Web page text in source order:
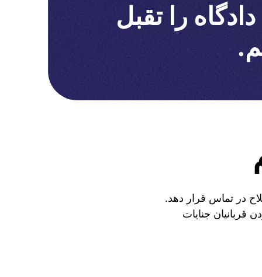
را تقبل
در تماس قرار دهد.
قربانیان جنایات